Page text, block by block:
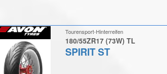
Tourensport-Hinterreifen
180/55ZR17 (73W) TL
SPIRIT ST